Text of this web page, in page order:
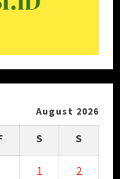
August 2026
S S
1 2